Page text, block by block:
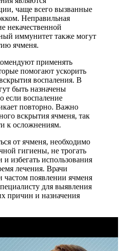
чаще всего вызванные
Неправильная
некачественной
иммунитет также могут
ячменя.
применять
помогают ускорить
воспаления. В
быть назначены
если воспаление
повторно. Важно
вскрытия ячменя, так
к осложнениям.
от ячменя, необходимо
гигиены, не трогать
избегать использования
лечения. Врачи
частом появлении ячменя
для выявления
причин и назначения